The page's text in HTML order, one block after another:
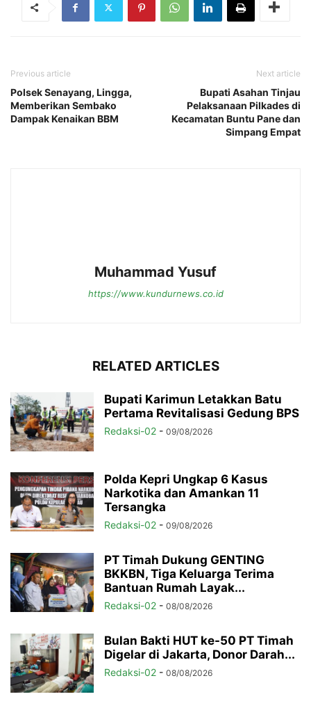
Previous article
Polsek Senayang, Lingga,
Memberikan Sembako
Dampak Kenaikan BBM
Next article
Bupati Asahan Tinjau
Pelaksanaan Pilkades di
Kecamatan Buntu Pane dan
Simpang Empat
Muhammad Yusuf
https://www.kundurnews.co.id
RELATED ARTICLES
Bupati Karimun Letakkan Batu
Pertama Revitalisasi Gedung BPS
Redaksi-02 - 09/08/2026
Polda Kepri Ungkap 6 Kasus
Narkotika dan Amankan 11
Tersangka
Redaksi-02 - 09/08/2026
PT Timah Dukung GENTING
BKKBN, Tiga Keluarga Terima
Bantuan Rumah Layak...
Redaksi-02 - 08/08/2026
Bulan Bakti HUT ke-50 PT Timah
Digelar di Jakarta, Donor Darah...
Redaksi-02 - 08/08/2026